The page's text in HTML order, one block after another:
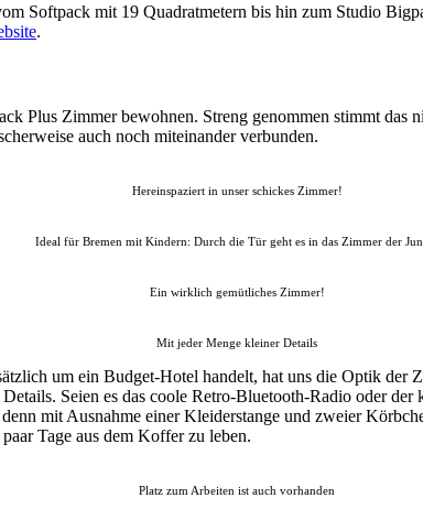
Softpack mit 19 Quadratmetern bis hin zum Studio
.
Plus Zimmer bewohnen. Streng genommen stimmt das
auch noch miteinander verbunden.
Hereinspaziert in unser schickes Zimmer!
Ideal für Bremen mit Kindern: Durch die Tür geht es in das Zimmer der
Ein wirklich gemütliches Zimmer!
Mit jeder Menge kleiner Details
um ein Budget-Hotel handelt, hat uns die Optik
Seien es das coole Retro-Bluetooth-Radio oder
mit Ausnahme einer Kleiderstange und zweier
Tage aus dem Koffer zu leben.
Platz zum Arbeiten ist auch vorhanden